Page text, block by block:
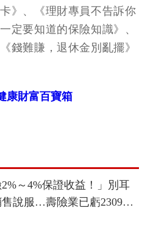
》、《理財專員不告訴你
定要知道的保險知識》、
錢難賺，退休金別亂擺》
康財富百寶箱
2%～4%保證收益！」別耳
說服…壽險業已虧2309
證你賺錢？